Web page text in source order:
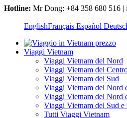
Hotline: Mr Dong: +84 358 680 516 |
EnglishFrançais Español
Viaggi Vietnam
Viaggi Vietnam del Nord
Viaggi Vietnam del
Viaggi Vietnam del Sud
Viaggi Vietnam del Nord
Viaggi Vietnam del Nord
Viaggi Vietnam del Sud e
Tutti Viaggi Vietnam